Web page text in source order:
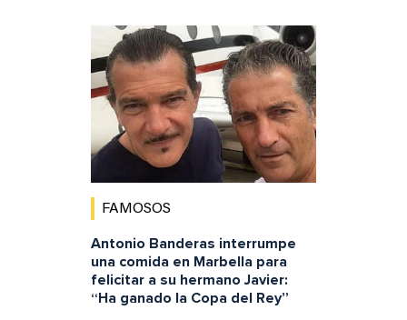
FAMOSOS
Antonio Banderas interrumpe
una comida en Marbella para
felicitar a su hermano Javier:
“Ha ganado la Copa del Rey”